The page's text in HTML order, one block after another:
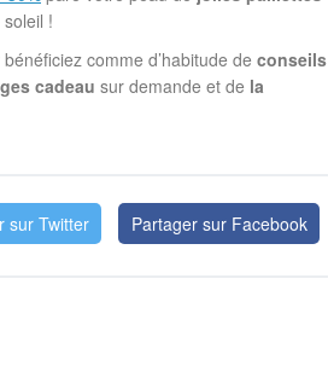
!
comme d’habitude de conseils
cadeau sur demande et de la
Partager sur Facebook
sur Twitter